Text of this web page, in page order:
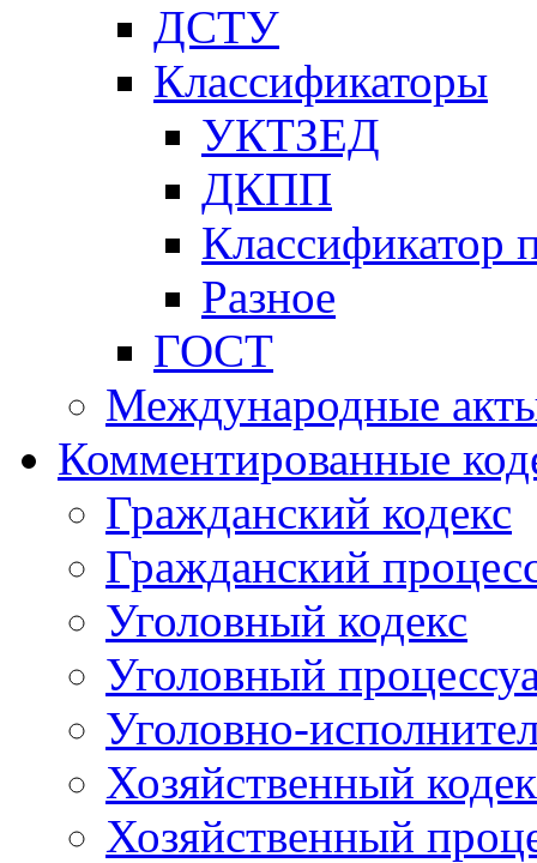
ДСТУ
Классификаторы
УКТЗЕД
ДКПП
Классификатор
Разное
ГОСТ
Международные
Комментированные
Гражданский кодекс
Гражданский
Уголовный кодекс
Уголовный
Уголовно-
Хозяйственный
Хозяйственный